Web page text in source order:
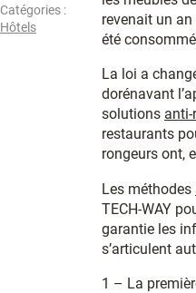
Catégories :
Hôtels
revenait un
été
La loi a
dorénavant
solutions
restaurants
rongeurs ont,
Les méthodes
TECH-WAY
garantie les
s’articulent
1 – La